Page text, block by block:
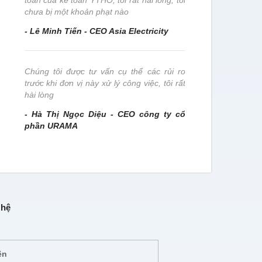
chưa bị một khoản phạt nào
- Lê Minh Tiến - CEO Asia Electricity
Chúng tôi được tư vấn cụ thể các rủi ro
trước khi đơn vị này xử lý công việc, tôi rất
hài lòng
- Hà Thị Ngọc Diệu - CEO công ty cổ
phần URAMA